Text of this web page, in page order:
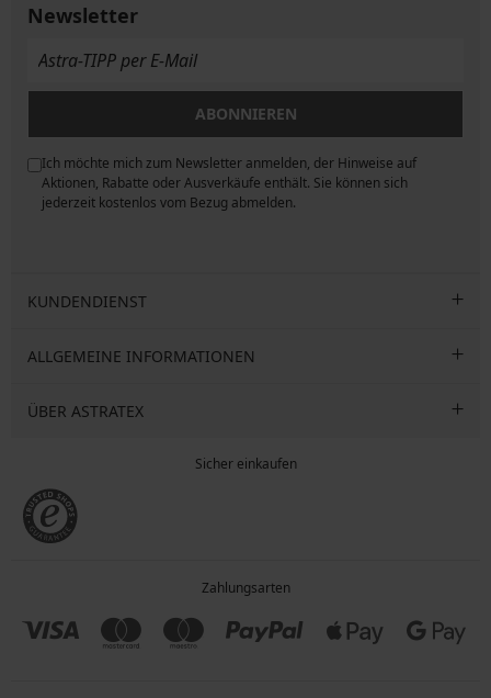
Newsletter
ABONNIEREN
Ich möchte mich zum Newsletter anmelden, der Hinweise auf
Aktionen, Rabatte oder Ausverkäufe enthält. Sie können sich
jederzeit kostenlos vom Bezug abmelden.
KUNDENDIENST
ALLGEMEINE INFORMATIONEN
ÜBER ASTRATEX
Sicher einkaufen
Zahlungsarten